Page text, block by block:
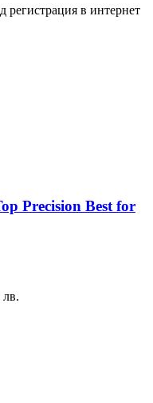
регистрация в интернет
Precision Best for
лв.